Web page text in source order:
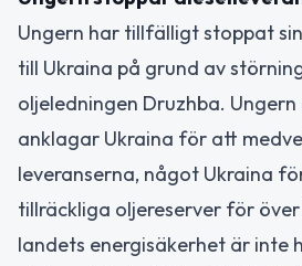
Ungern har tillfälligt stoppat
till Ukraina på grund av
oljeledningen Druzhba. Ungern
anklagar Ukraina för att
leveranserna, något Ukraina
tillräckliga oljereserver för
landets energisäkerhet är inte